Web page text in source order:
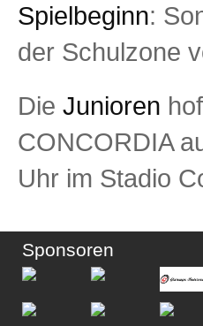
Spielbeginn:
der Schulzone
Die Junioren
CONCORDIA
Uhr im Stadio
Sponsoren